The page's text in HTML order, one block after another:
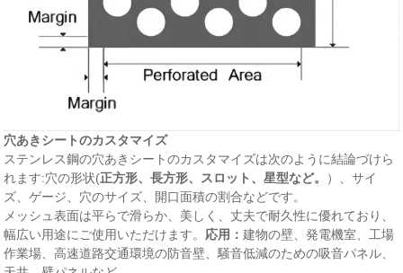
穴あきシートのカスタマイズ
ステンレス鋼の穴あきシートのカスタマイズは次のように結論づけら
れます:穴の形状(正方形、長方形、スロット、星型など。 ）、サイ
ズ、ゲージ、穴のサイズ、開口面積の割合などです。
メッシュ表面は平らで滑らか、美しく、丈夫で耐久性に優れており、
幅広い用途にご使用いただけます。 応用：建物の壁、発電機室、工場
作業​​場、高速道路交通環境の防音壁、騒音低減のための吸音パネル、